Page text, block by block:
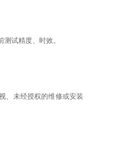
试精度、时效。
、未经授权的维修或安装